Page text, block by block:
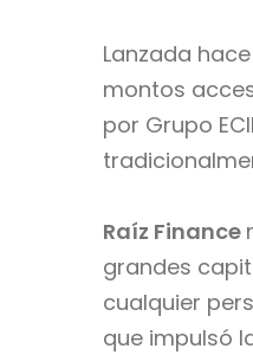
Lanzada
montos
por Grupo
Raíz Finance
grandes
cualquier
que impulsó